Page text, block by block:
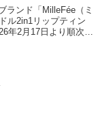
ランド「MilleFée（ミ
ル2in1リップティン
年2月17日より順次発